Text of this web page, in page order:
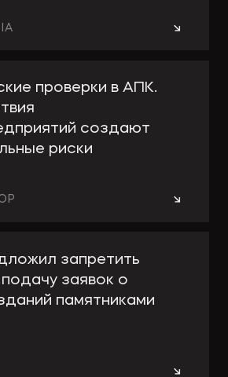
→
проверки в АПК.
создают
риски
→
запретить
заявок о
памятниками
→